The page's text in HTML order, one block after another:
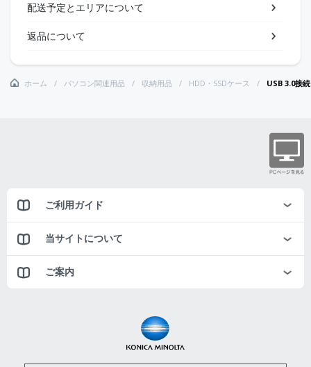
配送予定とエリアについて
返品について
ホーム パソコン関連用品 収納用品 HDD・SSDケース USB 3.0接
ご利用ガイド
当サイトについて
ご案内